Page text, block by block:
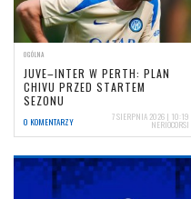
OGÓLNA
JUVE–INTER W PERTH: PLAN
CHIVU PRZED STARTEM
SEZONU
0 KOMENTARZY 7 SIERPNIA 2026 | 10:19
NERIOCORSI